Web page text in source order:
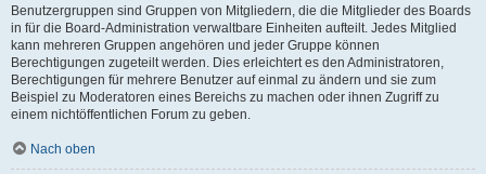
Benutzergruppen sind Gruppen von Mitgliedern, die die Mitglieder des Boards
in für die Board-Administration verwaltbare Einheiten aufteilt. Jedes Mitglied
kann mehreren Gruppen angehören und jeder Gruppe können
Berechtigungen zugeteilt werden. Dies erleichtert es den Administratoren,
Berechtigungen für mehrere Benutzer auf einmal zu ändern und sie zum
Beispiel zu Moderatoren eines Bereichs zu machen oder ihnen Zugriff zu
einem nichtöffentlichen Forum zu geben.
Nach oben